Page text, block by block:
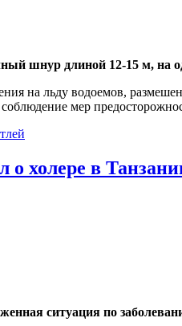
шнур длиной 12-15 м, на
на льду водоемов,
мер
о холере в
ситуация по